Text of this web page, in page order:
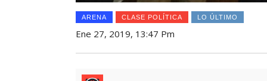
ARENA CLASE POLÍTICA LO ÚLTIMO
Ene 27, 2019, 13:47 Pm